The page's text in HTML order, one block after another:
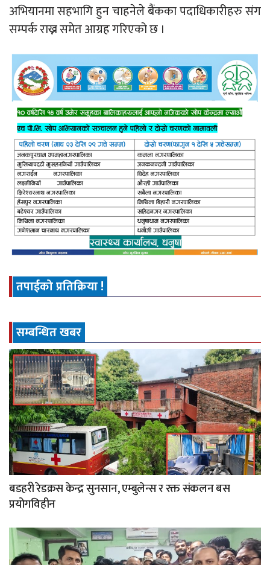
अभियानमा सहभागि हुन चाहनेले बैंकका पदाधिकारीहरु संग
सम्पर्क राख्न समेत आग्रह गरिएको छ ।
तपाईको प्रतिक्रिया !
सम्बन्धित खबर
बडहरी रेडक्रस केन्द्र सुनसान, एम्बुलेन्स र रक्त संकलन बस
प्रयोगविहीन